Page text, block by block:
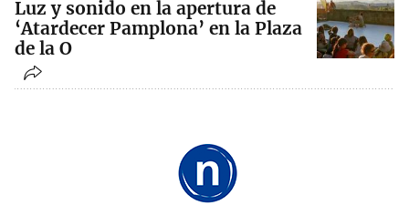
Luz y sonido en la apertura de
‘Atardecer Pamplona’ en la Plaza
de la O